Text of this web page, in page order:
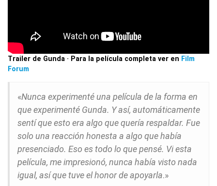
Trailer de Gunda · Para la película completa ver en Film
Forum
«Nunca experimenté una película de la forma en
que experimenté Gunda. Y así, automáticamente
sentí que esto era algo que quería respaldar. Fue
solo una reacción honesta a algo que había
presenciado. Eso es todo lo que pensé. Vi esta
película, me impresionó, nunca había visto nada
igual, así que tuve el honor de apoyarla.»